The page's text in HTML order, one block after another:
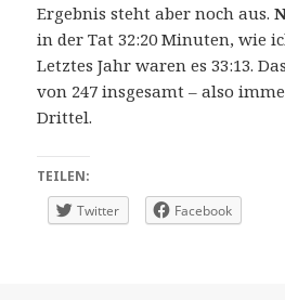
Ergebnis steht aber noch aus.
in der Tat 32:20 Minuten, wie
Letztes Jahr waren es 33:13.
von 247 insgesamt – also
Drittel.
TEILEN:
Twitter
Facebook